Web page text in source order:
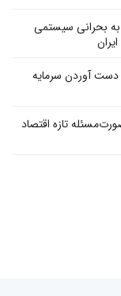
به بحرانی سیستمی
دست آوردن سرمایه
تازه اقتصاد